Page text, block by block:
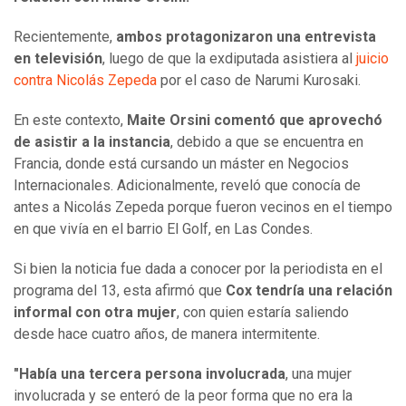
Recientemente, ambos protagonizaron una entrevista
en televisión, luego de que la exdiputada asistiera al juicio
contra Nicolás Zepeda por el caso de Narumi Kurosaki.
En este contexto, Maite Orsini comentó que aprovechó
de asistir a la instancia, debido a que se encuentra en
Francia, donde está cursando un máster en Negocios
Internacionales. Adicionalmente, reveló que conocía de
antes a Nicolás Zepeda porque fueron vecinos en el tiempo
en que vivía en el barrio El Golf, en Las Condes.
Si bien la noticia fue dada a conocer por la periodista en el
programa del 13, esta afirmó que Cox tendría una relación
informal con otra mujer, con quien estaría saliendo
desde hace cuatro años, de manera intermitente.
"Había una tercera persona involucrada, una mujer
involucrada y se enteró de la peor forma que no era la